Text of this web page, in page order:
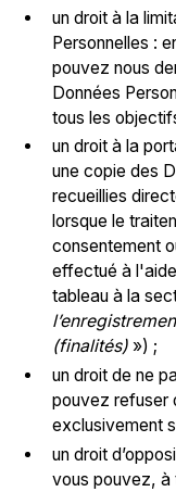
un droit à la
Personnelles :
pouvez nous
Données
tous les
un droit à la
une copie des
recueillies
lorsque le
consentement
effectué à
tableau à la
(finalités) ») ;
un droit de ne
pouvez refuser
exclusivement
un droit
vous pouvez, à